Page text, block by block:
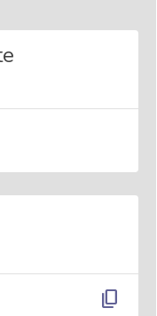
content_copy